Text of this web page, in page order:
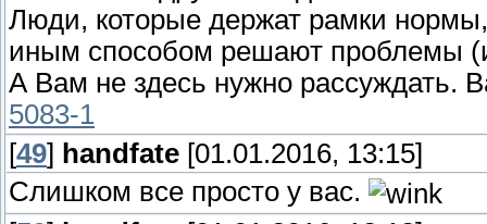
Люди, которые держат рамки
иным способом решают проблемы
А Вам не здесь нужно рассуждать.
5083-1
[49] handfate [01.01.2016, 13:15]
Слишком все просто у вас.